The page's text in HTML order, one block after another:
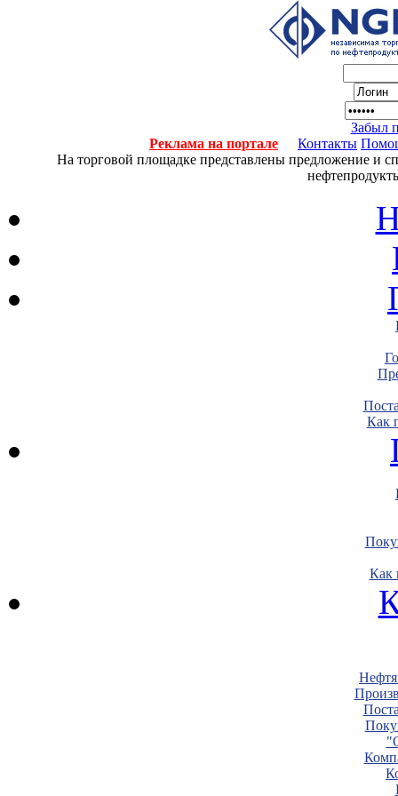
Забыл
Реклама на портале
Контакты
На торговой площадке представлены предложение и
Как
Как